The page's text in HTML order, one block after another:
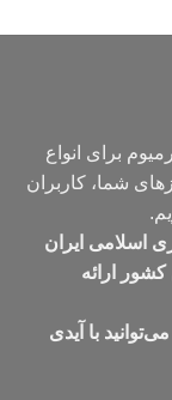
تومان399,000
برای انواع
شما، کاربران
اسلامی ایران
ارائه
با آیدی